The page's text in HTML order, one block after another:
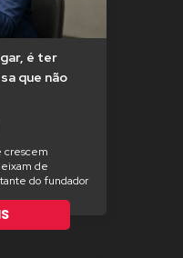
é ter
que não
crescem
de
do fundador